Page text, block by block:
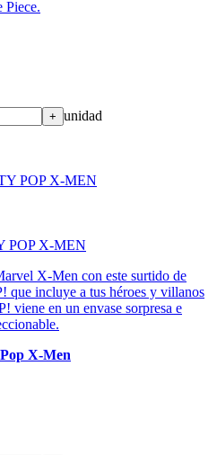
Piece.
+ unidad
POP X-MEN
X-Men con este surtido de
que incluye a tus héroes y villanos
viene en un envase sorpresa e
X-Men